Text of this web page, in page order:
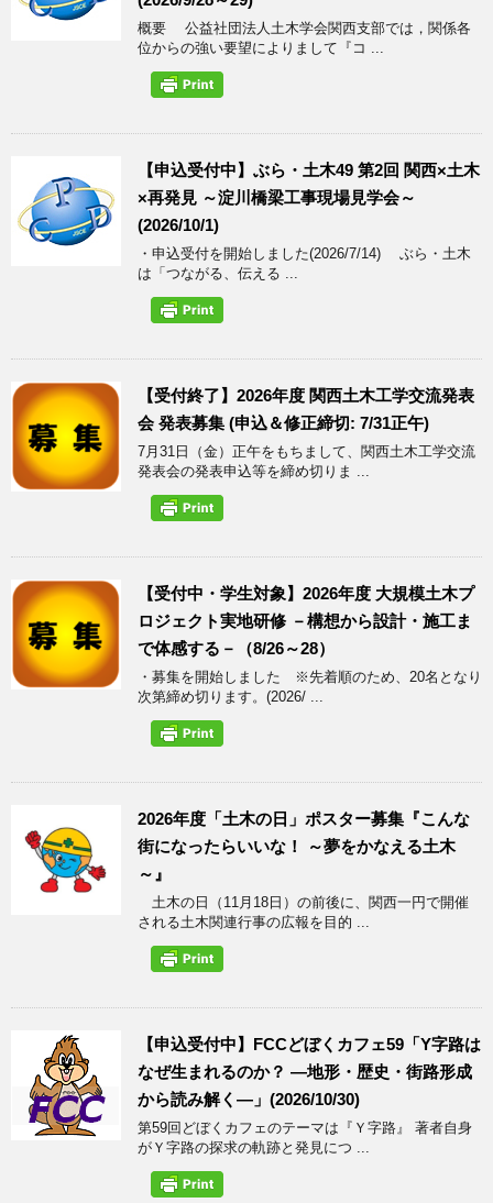
概要 公益社団法人土木学会関西支部では，関係各
位からの強い要望によりまして『コ ...
【申込受付中】ぶら・土木49 第2回 関西×土木
×再発見 ～淀川橋梁工事現場見学会～
(2026/10/1)
・申込受付を開始しました(2026/7/14) ぶら・土木
は「つながる、伝える ...
【受付終了】2026年度 関西土木工学交流発表
会 発表募集 (申込＆修正締切: 7/31正午)
7月31日（金）正午をもちまして、関西土木工学交流
発表会の発表申込等を締め切りま ...
【受付中・学生対象】2026年度 大規模土木プ
ロジェクト実地研修 －構想から設計・施工ま
で体感する－（8/26～28）
・募集を開始しました ※先着順のため、20名となり
次第締め切ります。(2026/ ...
2026年度「土木の日」ポスター募集『こんな
街になったらいいな！ ～夢をかなえる土木
～』
土木の日（11月18日）の前後に、関西一円で開催
される土木関連行事の広報を目的 ...
【申込受付中】FCCどぼくカフェ59「Y字路は
なぜ生まれるのか？ ―地形・歴史・街路形成
から読み解く―」(2026/10/30)
第59回どぼくカフェのテーマは『Ｙ字路』 著者自身
がＹ字路の探求の軌跡と発見につ ...